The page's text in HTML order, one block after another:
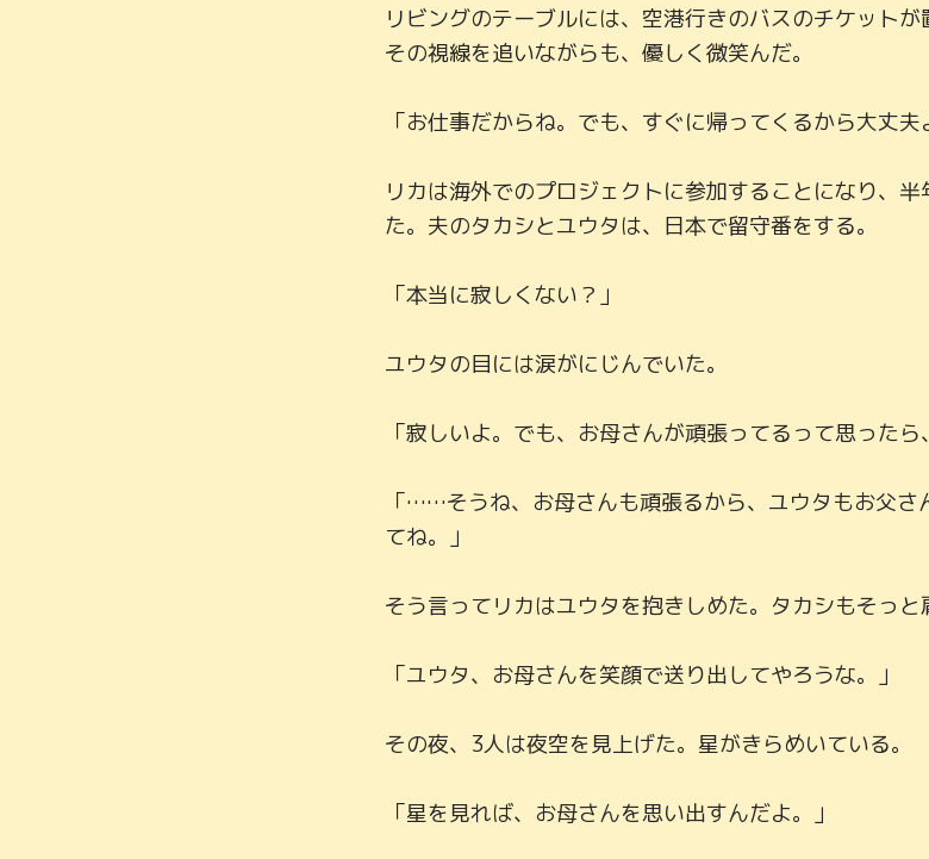
リビングのテーブルには、空港行きのバスのチケットが
その視線を追いながらも、優しく微笑んだ。
「お仕事だからね。でも、すぐに帰ってくるから大丈夫
リカは海外でのプロジェクトに参加することになり、
た。夫のタカシとユウタは、日本で留守番をする。
「本当に寂しくない？」
ユウタの目には涙がにじんでいた。
「寂しいよ。でも、お母さんが頑張ってるって思ったら
「……そうね、お母さんも頑張るから、ユウタもお父さ
てね。」
そう言ってリカはユウタを抱きしめた。タカシもそっと
「ユウタ、お母さんを笑顔で送り出してやろうな。」
その夜、3人は夜空を見上げた。星がきらめいている。
「星を見れば、お母さんを思い出すんだよ。」